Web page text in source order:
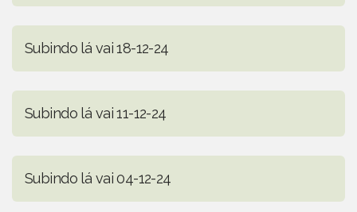
Subindo lá vai 18-12-24
Subindo lá vai 11-12-24
Subindo lá vai 04-12-24